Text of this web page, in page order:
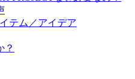
テム／アイデア
？